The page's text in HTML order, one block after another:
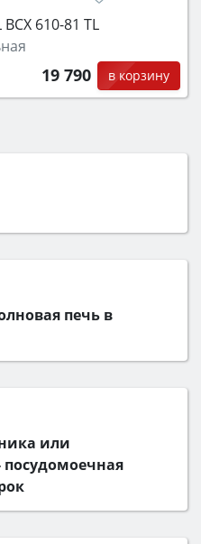
BCX 610-81 TL
19 790 в корзину
печь в
или